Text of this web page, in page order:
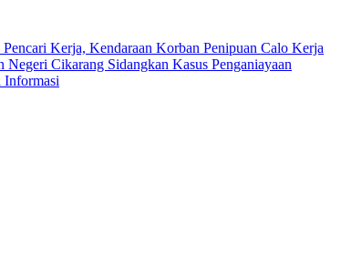
Kerja, Kendaraan Korban Penipuan Calo Kerja
Negeri Cikarang Sidangkan Kasus Penganiayaan
Informasi